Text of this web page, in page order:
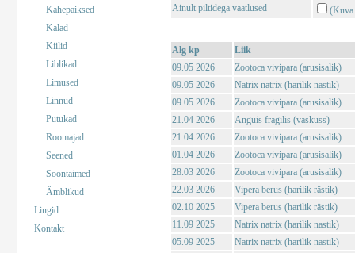
Kahepaiksed
Kalad
Kiilid
Liblikad
Limused
Linnud
Putukad
Roomajad
Seened
Soontaimed
Ämblikud
Lingid
Kontakt
Ainult piltidega vaatlused
(Kuva
Alg kp
Liik
09.05 2026
Zootoca vivipara (arusisalik)
09.05 2026
Natrix natrix (harilik nastik)
09.05 2026
Zootoca vivipara (arusisalik)
21.04 2026
Anguis fragilis (vaskuss)
21.04 2026
Zootoca vivipara (arusisalik)
01.04 2026
Zootoca vivipara (arusisalik)
28.03 2026
Zootoca vivipara (arusisalik)
22.03 2026
Vipera berus (harilik rästik)
02.10 2025
Vipera berus (harilik rästik)
11.09 2025
Natrix natrix (harilik nastik)
05.09 2025
Natrix natrix (harilik nastik)